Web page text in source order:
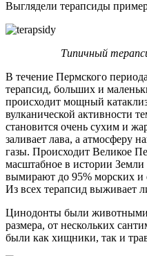
Выглядели терапсиды
Типичный
В течение Пермского
терапсид, больших и
происходит мощный
вулканической активности
становится очень сухим и
заливает лава, а атмосферу
газы. Происходит Великое
масштабное в истории
вымирают до 95% морских и
Из всех терапсид выживает
Цинодонты были
размера, от нескольких
были как хищники, так и